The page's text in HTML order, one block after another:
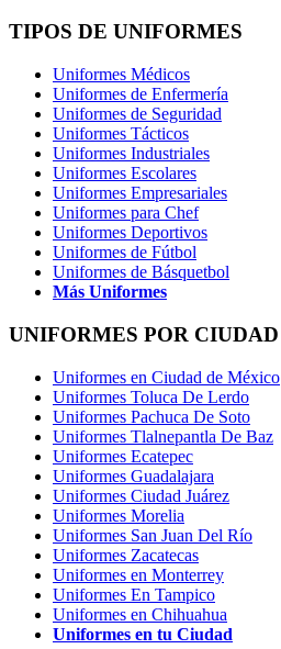
TIPOS DE UNIFORMES
Uniformes Médicos
Uniformes de Enfermería
Uniformes de Seguridad
Uniformes Tácticos
Uniformes Industriales
Uniformes Escolares
Uniformes Empresariales
Uniformes para Chef
Uniformes Deportivos
Uniformes de Fútbol
Uniformes de Básquetbol
Más Uniformes
UNIFORMES POR CIUDAD
Uniformes en Ciudad de México
Uniformes Toluca De Lerdo
Uniformes Pachuca De Soto
Uniformes Tlalnepantla De Baz
Uniformes Ecatepec
Uniformes Guadalajara
Uniformes Ciudad Juárez
Uniformes Morelia
Uniformes San Juan Del Río
Uniformes Zacatecas
Uniformes en Monterrey
Uniformes En Tampico
Uniformes en Chihuahua
Uniformes en tu Ciudad